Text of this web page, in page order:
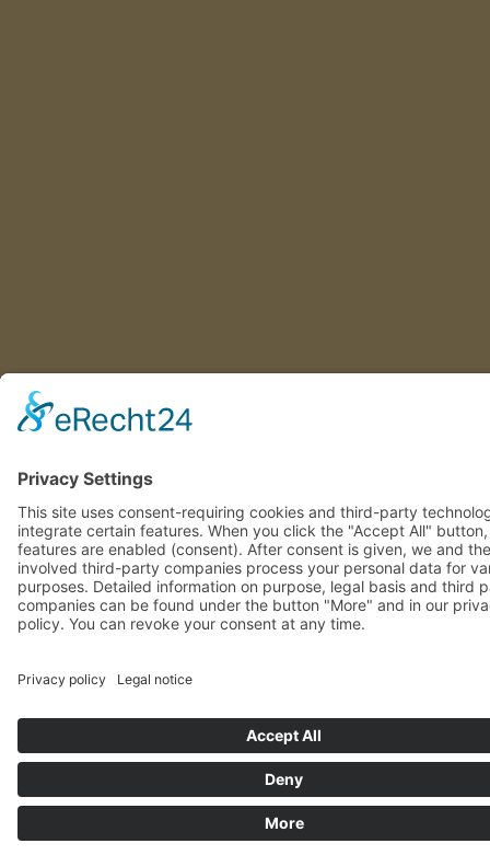
This site uses consent-requiring cookies and third-party
integrate certain features. When you click the "Accept All"
features are enabled (consent). After consent is given, we and
involved third-party companies process your personal data for
companies can be found under the button "More" and in our
DENY ACCEPT MORE